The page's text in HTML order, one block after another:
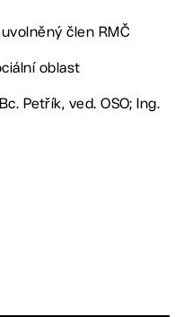
člen RMČ
oblast
Petřík, ved. OSO; Ing.